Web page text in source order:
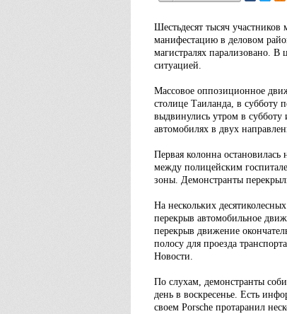
Шестьдесят тысяч
манифестацию в деловом
магистралях парализовано. В
ситуацией.
Массовое оппозиционное
столице Таиланда, в субботу
выдвинулись утром в
автомобилях в двух
Первая колонна остановилась
между полицейским
зоны. Демонстранты
На нескольких
перекрыв автомобильное
перекрыв движение
полосу для проезда
Новости.
По слухам, демонстранты
день в воскресенье. Есть
своем Porsche протаранил